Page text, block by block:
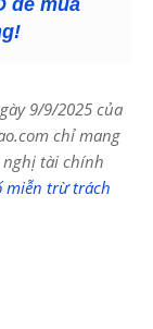
9/9/2025 của
chỉ mang
tài chính
miễn trừ trách